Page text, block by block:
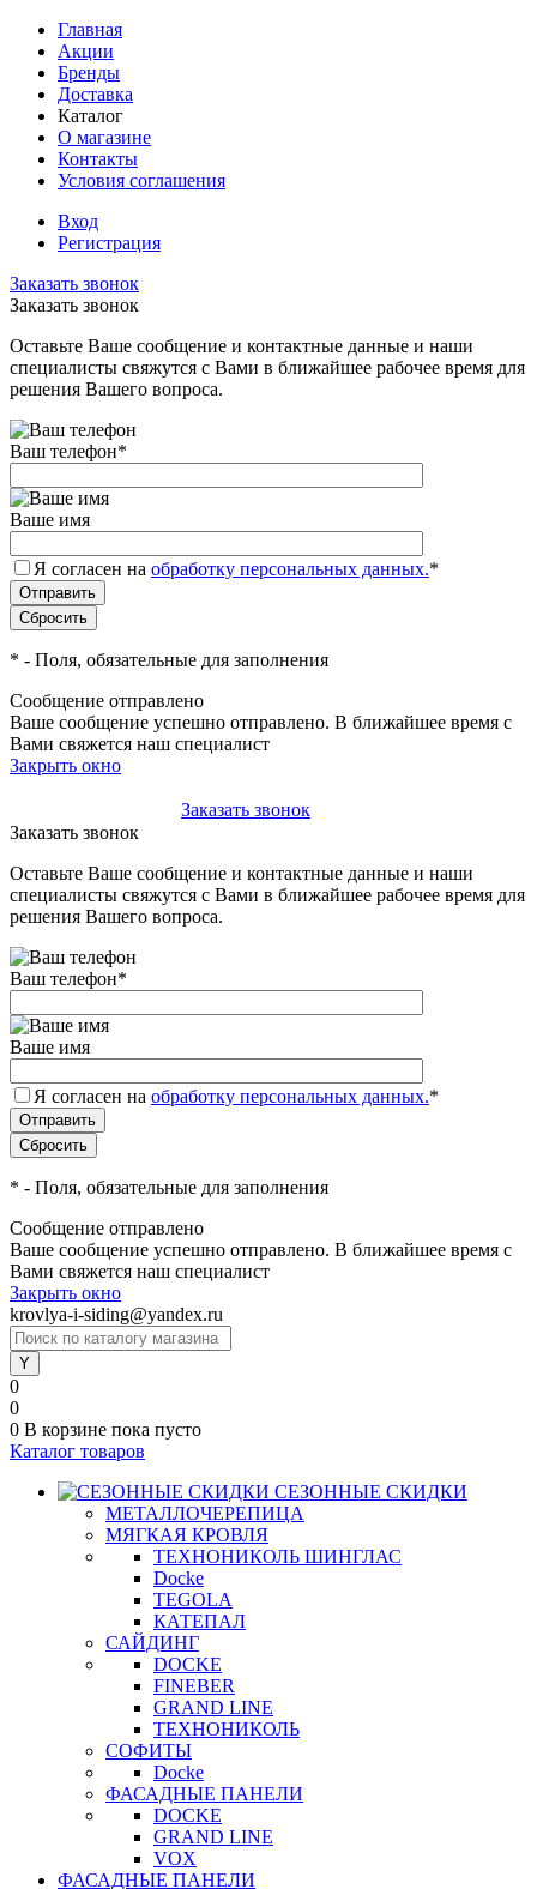
Главная
Акции
Бренды
Доставка
Каталог
О магазине
Контакты
Условия соглашения
Вход
Регистрация
Заказать звонок
Заказать звонок
Оставьте Ваше сообщение и контактные данные и наши
специалисты свяжутся с Вами в ближайшее рабочее время для
решения Вашего вопроса.
Ваш телефон*
Ваше имя
Я согласен на обработку персональных данных.*
* - Поля, обязательные для заполнения
Сообщение отправлено
Ваше сообщение успешно отправлено. В ближайшее время с
Вами свяжется наш специалист
Закрыть окно
Заказать звонок
Заказать звонок
Оставьте Ваше сообщение и контактные данные и наши
специалисты свяжутся с Вами в ближайшее рабочее время для
решения Вашего вопроса.
Ваш телефон*
Ваше имя
Я согласен на обработку персональных данных.*
* - Поля, обязательные для заполнения
Сообщение отправлено
Ваше сообщение успешно отправлено. В ближайшее время с
Вами свяжется наш специалист
Закрыть окно
krovlya-i-siding@yandex.ru
0
0
0 В корзине пока пусто
Каталог товаров
СЕЗОННЫЕ СКИДКИ
МЕТАЛЛОЧЕРЕПИЦА
МЯГКАЯ КРОВЛЯ
ТЕХНОНИКОЛЬ ШИНГЛАС
Docke
TEGOLA
КАТЕПАЛ
САЙДИНГ
DOCKE
FINEBER
GRAND LINE
ТЕХНОНИКОЛЬ
СОФИТЫ
Docke
ФАСАДНЫЕ ПАНЕЛИ
DOCKE
GRAND LINE
VOX
ФАСАДНЫЕ ПАНЕЛИ